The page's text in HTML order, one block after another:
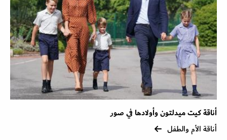
أناقة كيت ميدلتون وأولادها في صور
أناقة الأم والطفل